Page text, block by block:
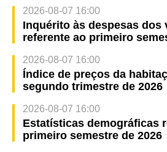
2026-08-07 16:00
Inquérito às despesas dos
referente ao primeiro
2026-08-07 16:00
Índice de preços da
segundo trimestre de 2026
2026-08-07 16:00
Estatísticas demográficas
primeiro semestre de 2026